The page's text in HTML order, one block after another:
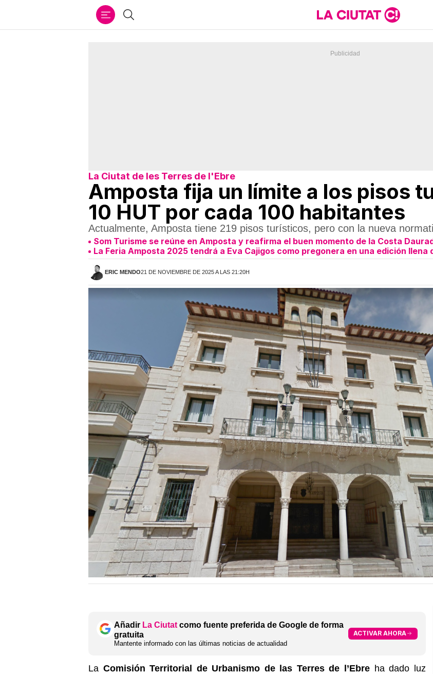
Buscar
La Ciutat de les Terres de l'Ebre
Amposta fija un límite a los pisos
10 HUT por cada 100 habitantes
Actualmente, Amposta tiene 219 pisos turísticos, pero con la nueva
Som Turisme se reúne en Amposta y reafirma el buen momento de la Costa
La Feria Amposta 2025 tendrá a Eva Cajigos como pregonera en una edición llena
ERIC MENDO21 DE NOVIEMBRE DE 2025 A LAS 21:20H
Añadir La Ciutat como fuente preferida de Google de forma
gratuita
Mantente informado con las últimas noticias de actualidad
ACTIVAR AHORA
La Comisión Territorial de Urbanismo de las Terres de l’Ebreha dado luz